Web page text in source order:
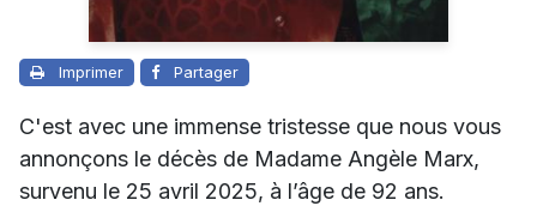
Imprimer Partager
C'est avec une immense tristesse que nous vous
annonçons le décès de Madame Angèle Marx,
survenu le 25 avril 2025, à l’âge de 92 ans.